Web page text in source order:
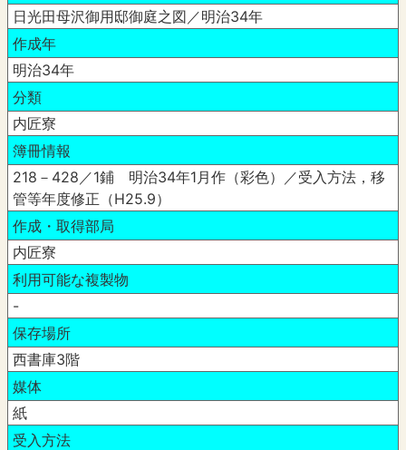
日光田母沢御用邸御庭之図／明治34年
作成年
明治34年
分類
内匠寮
簿冊情報
218－428／1鋪 明治34年1月作（彩色）／受入方法，移
管等年度修正（H25.9）
作成・取得部局
内匠寮
利用可能な複製物
-
保存場所
西書庫3階
媒体
紙
受入方法